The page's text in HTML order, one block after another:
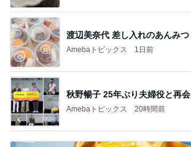
渡辺美奈代 差し入れのあんみつ
Amebaトピックス 1日前
秋野暢子 25年ぶり夫婦役と再会
Amebaトピックス 20時間前